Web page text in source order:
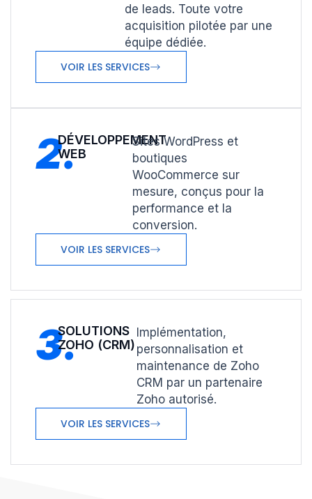
de leads. Toute votre
acquisition pilotée par une
équipe dédiée.
VOIR LES SERVICES
2.DÉVELOPPEMENT
WEB
Sites WordPress et
boutiques
WooCommerce sur
mesure, conçus pour la
performance et la
conversion.
VOIR LES SERVICES
3.SOLUTIONS
ZOHO (CRM)
Implémentation,
personnalisation et
maintenance de Zoho
CRM par un partenaire
Zoho autorisé.
VOIR LES SERVICES